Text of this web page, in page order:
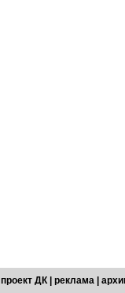
проект ДК реклама